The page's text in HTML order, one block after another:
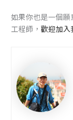
如果你也是一個
工程師，歡迎加入